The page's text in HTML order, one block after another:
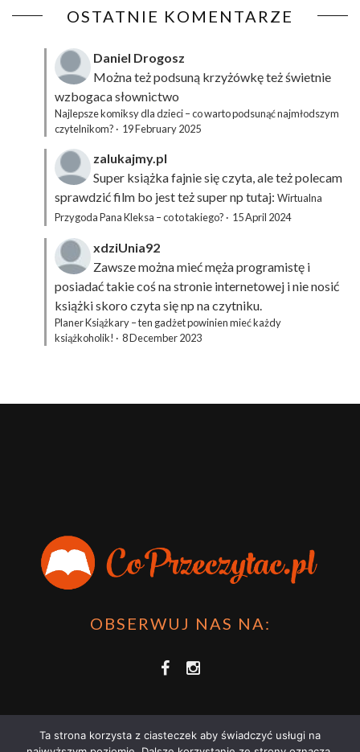
OSTATNIE KOMENTARZE
Daniel Drogosz
Można też podsuną krzyżówkęteż świetnie
wzbogaca słownictwo
Najlepsze komiksy dla dzieci – co warto podsunąć najmłodszym
czytelnikom? · 19 February 2025
zalukajmy.pl
Super książka fajnie się czyta, ale też polecam
sprawdzić film bo jest też super np tutaj: Wirtualna
Przygoda Pana Kleksa – co to takiego? · 15 April 2024
xdziUnia92
Zawsze można mieć męża programistę i
posiadać takie coś na stronie internetowej i nie nosić
książki skoro czyta się np na czytniku.
Planer Książkary – ten gadżet powinien mieć każdy
książkoholik! · 8 December 2023
OBSERWUJ NAS NA:
Ta strona korzysta z ciasteczek aby świadczyć usługi na